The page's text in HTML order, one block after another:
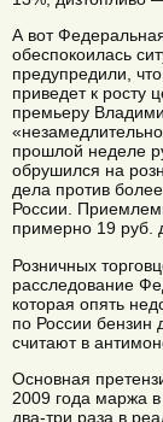
А вот
обеспокоилась
предупредили,
приведет к росту
премьеру
прошлой неделе
обрушился на
дела против
России.
примерно 19 руб.
Розничных
расследование
которая опять
по России бензин
считают в
Основная
2009 года маржа
два-три раза в